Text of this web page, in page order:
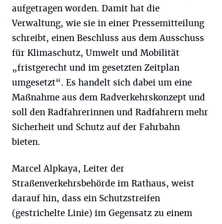
aufgetragen worden. Damit hat die
Verwaltung, wie sie in einer Pressemitteilung
schreibt, einen Beschluss aus dem Ausschuss
für Klimaschutz, Umwelt und Mobilität
„fristgerecht und im gesetzten Zeitplan
umgesetzt“. Es handelt sich dabei um eine
Maßnahme aus dem Radverkehrskonzept und
soll den Radfahrerinnen und Radfahrern mehr
Sicherheit und Schutz auf der Fahrbahn
bieten.
Marcel Alpkaya, Leiter der
Straßenverkehrsbehörde im Rathaus, weist
darauf hin, dass ein Schutzstreifen
(gestrichelte Linie) im Gegensatz zu einem